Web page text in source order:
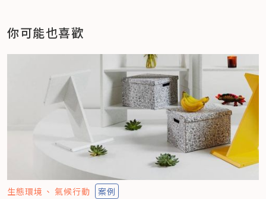
你可能也喜歡
生態環境 氣候行動 案例